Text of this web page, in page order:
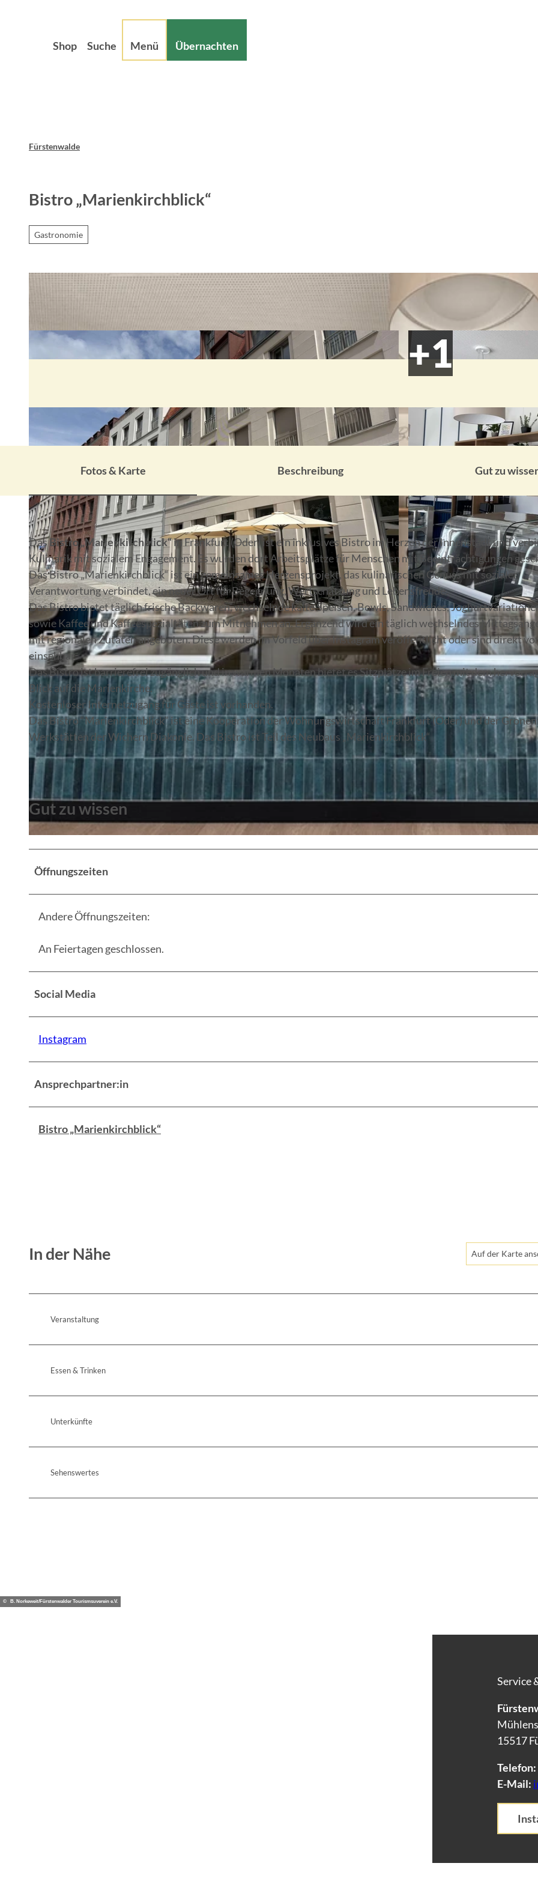
Shop Suche Menü Übernachten
Fürstenwalde
Bistro „Marienkirchblick“
Gastronomie
© René Matschkowiak © René Matschkowiak
Fotos & Karte Beschreibung Gut zu
DasBistro „Marienkirchblick“in Frankfurt (Oder) ist ein inklusives Bistro im Herzen der Innenstadt und
Kulinarik mit sozialem Engagement. Es wurden dort Arbeitsplätze für Menschen mit Beeinträchtigungen
Das Bistro „Marienkirchblick“ ist ein gemeinsames Herzensprojekt, das kulinarischen Genuss mit sozialer
Verantwortung verbindet, ein neuer Ort für Begegnung, Wertschätzung und Lebensfreude.
Das Bistro bietet täglich frische Backwaren, wechselnde kalte Speisen, Bowls, Sandwiches,
sowie Kaffee und Kaffeespezialtäten zum Mitnehmen an. Ergänzend wird ein täglich wechselndes
mit regionalen Zutaten angeboten. Diese werden im Vorfeld über Instagram veröffentlicht oder sind direkt
einsehbar.
Das Bistro ist barrierefrei zugänglich und in warmen Monaten bietet es Sitzplätze im Freien mit dem
Blick auf die Marienkirche.
Kostenloser Internetzugang für Gäste ist vorhanden.
Das Bistro “Marienkirchblick” ist eine Kooperation der Wohnungswirtschaft Frankfurt (Oder) und der
Werkstätten der Wichern Diakonie. Das Bistro ist Teil des Neubaus „Marienkirchblick“
Gut zu wissen
Öffnungszeiten
Andere Öffnungszeiten:
An Feiertagen geschlossen.
Social Media
Instagram
Ansprechpartner:in
Bistro „Marienkirchblick“
In der Nähe Auf der Karte
Veranstaltung
Essen & Trinken
Unterkünfte
Sehenswertes
© B. Norkeweit/Fürstenwalder Tourismsuverein e.V.
Service
15517
Telefon:
E-Mail: